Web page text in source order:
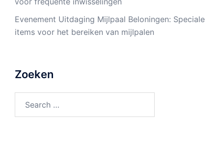
Evenement Uitdaging Mijlpaal Beloningen: Speciale
items voor het bereiken van mijlpalen
Zoeken
for: